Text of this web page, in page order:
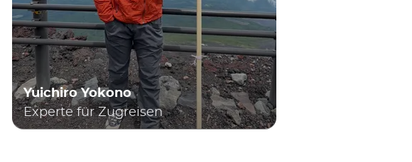
Yuichiro Yokono
Experte für Zugreisen